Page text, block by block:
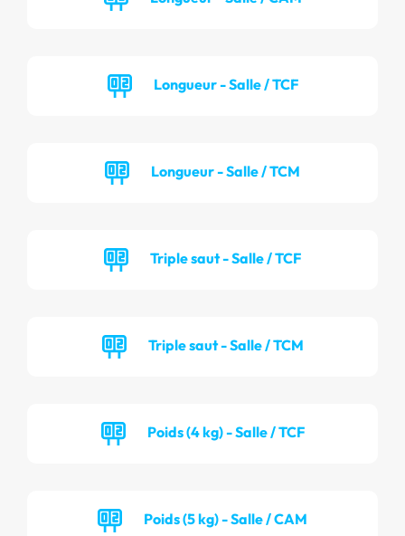
Longueur - Salle / TCF
Longueur - Salle / TCM
Triple saut - Salle / TCF
Triple saut - Salle / TCM
Poids (4 kg) - Salle / TCF
Poids (5 kg) - Salle / CAM